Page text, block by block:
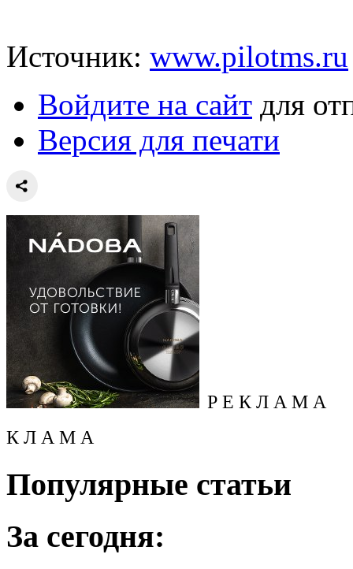
Источник: www.pilotms.ru
Войдите на сайт для
Версия для печати
Р Е К Л А М А
К Л А М А
Популярные статьи
За сегодня: